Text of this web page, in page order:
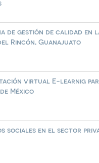
de gestión de calidad en
Rincón, Guanajuato
virtual E-learnig
México
sociales en el sector